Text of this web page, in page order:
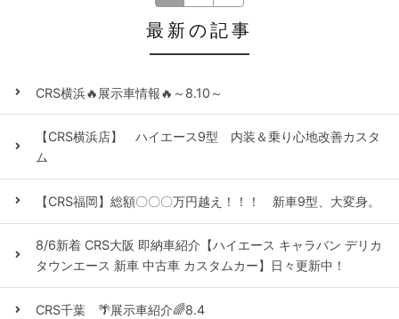
最新の記事
CRS横浜🔥展示車情報🔥～8.10～
【CRS横浜店】 ハイエース9型 内装＆乗り心地改善カスタ
ム
【CRS福岡】総額〇〇〇万円越え！！！ 新車9型、大変身。
8/6新着 CRS大阪 即納車紹介【ハイエース キャラバン デリカ
タウンエース 新車 中古車 カスタムカー】日々更新中！
CRS千葉 🌴展示車紹介🌈8.4